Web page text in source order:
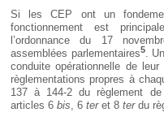
Si les CEP ont un
fonctionnement est
l’ordonnance du 17
assemblées parlementaires5.
conduite opérationnelle de
règlementations propres à
137 à 144-2 du règlement de
articles 6 bis , 6 teret 8 terdu